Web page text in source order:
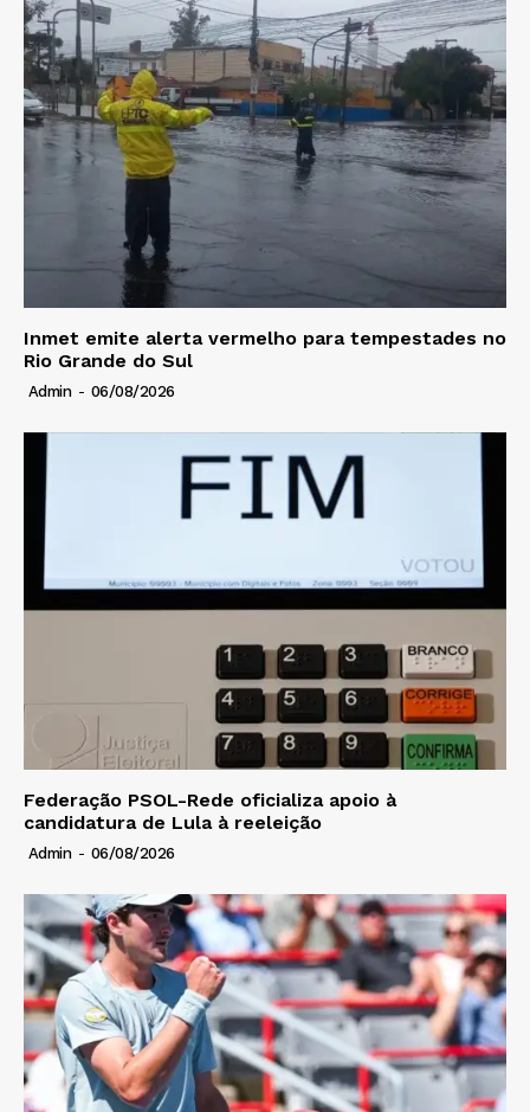
Inmet emite alerta vermelho para tempestades no
Rio Grande do Sul
Admin - 06/08/2026
Federação PSOL-Rede oficializa apoio à
candidatura de Lula à reeleição
Admin - 06/08/2026